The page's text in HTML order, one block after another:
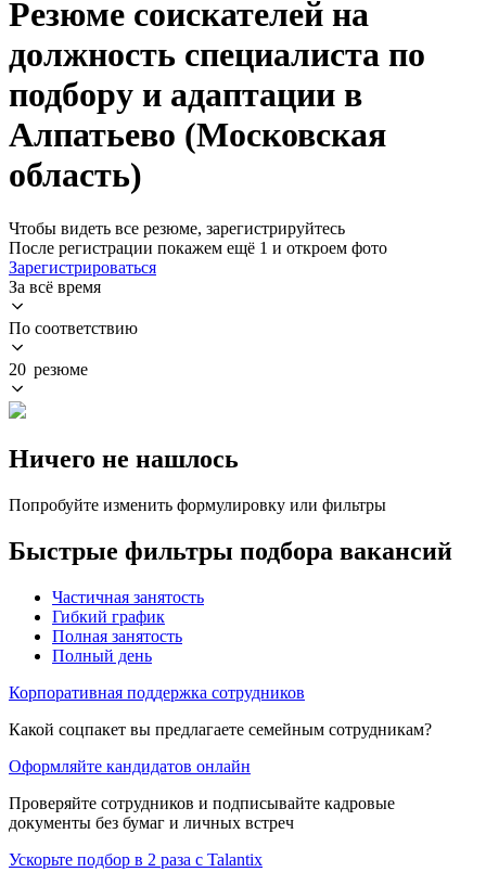
Резюме соискателей на
должность специалиста по
подбору и адаптации в
Алпатьево (Московская
область)
Чтобы видеть все резюме, зарегистрируйтесь
После регистрации покажем ещё 1 и откроем фото
Зарегистрироваться
За всё время
По соответствию
20 резюме
Ничего не нашлось
Попробуйте изменить формулировку или фильтры
Быстрые фильтры подбора вакансий
Частичная занятость
Гибкий график
Полная занятость
Полный день
Корпоративная поддержка сотрудников
Какой соцпакет вы предлагаете семейным сотрудникам?
Оформляйте кандидатов онлайн
Проверяйте сотрудников и подписывайте кадровые
документы без бумаг и личных встреч
Ускорьте подбор в 2 раза с Talantix